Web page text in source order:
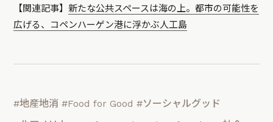
【関連記事】新たな公共スペースは海の上。都市の可能性を
広げる、コペンハーゲン港に浮かぶ人工島
#地産地消 #Food for Good #ソーシャルグッド